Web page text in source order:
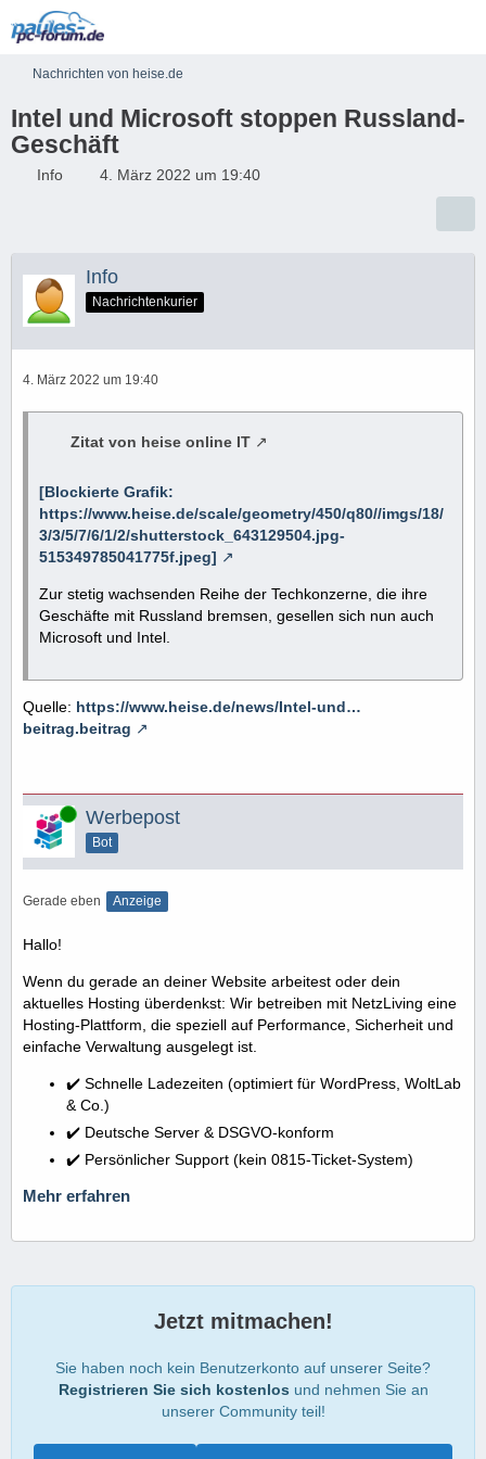
Nachrichten von heise.de
Intel und Microsoft stoppen Russland-
Geschäft
Info 4. März 2022 um 19:40
Info
Nachrichtenkurier
4. März 2022 um 19:40
Zitat von heise online IT
[Blockierte Grafik:
https://www.heise.de/scale/geometry/450/q80//imgs/18/
3/3/5/7/6/1/2/shutterstock_643129504.jpg-
515349785041775f.jpeg]
Zur stetig wachsenden Reihe der Techkonzerne, die ihre
Geschäfte mit Russland bremsen, gesellen sich nun auch
Microsoft und Intel.
Quelle: https://www.heise.de/news/Intel-und…
beitrag.beitrag
Online Werbepost
Bot
Gerade eben Anzeige
Hallo!
Wenn du gerade an deiner Website arbeitest oder dein
aktuelles Hosting überdenkst: Wir betreiben mit NetzLiving eine
Hosting-Plattform, die speziell auf Performance, Sicherheit und
einfache Verwaltung ausgelegt ist.
✔️ Schnelle Ladezeiten (optimiert für WordPress, WoltLab
& Co.)
✔️ Deutsche Server & DSGVO-konform
✔️ Persönlicher Support (kein 0815-Ticket-System)
Mehr erfahren
Jetzt mitmachen!
Sie haben noch kein Benutzerkonto auf unserer Seite?
Registrieren Sie sich kostenlos und nehmen Sie an
unserer Community teil!